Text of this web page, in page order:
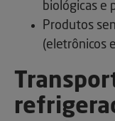
biológicas e
Produtos
(eletrônicos